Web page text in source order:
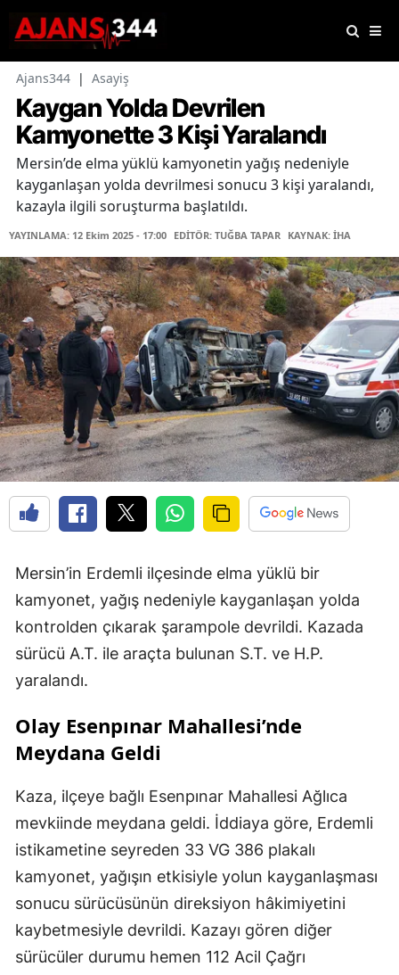
Ajans344 | Asayiş
Kaygan Yolda Devrilen
Kamyonette 3 Kişi Yaralandı
Mersin’de elma yüklü kamyonetin yağış nedeniyle
kayganlaşan yolda devrilmesi sonucu 3 kişi yaralandı,
kazayla ilgili soruşturma başlatıldı.
YAYINLAMA: 12 Ekim 2025 - 17:00 EDİTÖR: TUĞBA TAPAR KAYNAK: İHA
Mersin’in Erdemli ilçesinde elma yüklü bir
kamyonet, yağış nedeniyle kayganlaşan yolda
kontrolden çıkarak şarampole devrildi. Kazada
sürücü A.T. ile araçta bulunan S.T. ve H.P.
yaralandı.
Olay Esenpınar Mahallesi’nde
Meydana Geldi
Kaza, ilçeye bağlı Esenpınar Mahallesi Ağlıca
mevkiinde meydana geldi. İddiaya göre, Erdemli
istikametine seyreden 33 VG 386 plakalı
kamyonet, yağışın etkisiyle yolun kayganlaşması
sonucu sürücüsünün direksiyon hâkimiyetini
kaybetmesiyle devrildi. Kazayı gören diğer
sürücüler durumu hemen 112 Acil Çağrı